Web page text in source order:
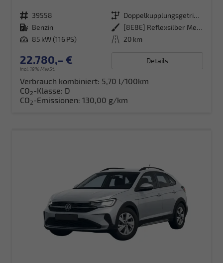
Fahrzeugnr. 39558 Getriebe
Doppelkupplungsgetriebe (DSG)
Kraftstoff Benzin Außenfarbe
[8E8E] Reflexsilber Metallic
Leistung 85 kW (116 PS) Kilometerstand 20 km
22.780,– €
incl. 19% MwSt.
Details
Verbrauch kombiniert: 5,70 l/100km
CO2-Klasse: D
CO2-Emissionen: 130,00 g/km